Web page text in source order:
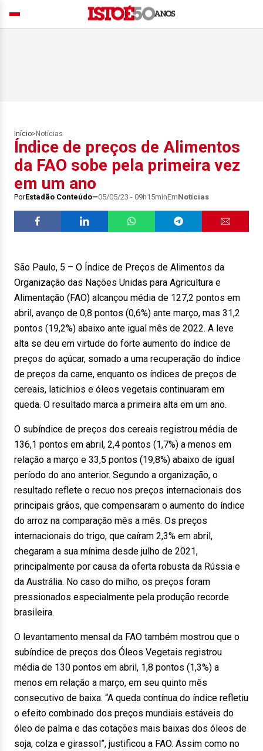
Início> Notícias
Índice de preços de Alimentos
da FAO sobe pela primeira vez
em um ano
PorEstadão Conteúdo 05/05/23 - 09h15minEmNotícias
São Paulo, 5 – O Índice de Preços de Alimentos da
Organização das Nações Unidas para Agricultura e
Alimentação (FAO) alcançou média de 127,2 pontos em
abril, avanço de 0,8 pontos (0,6%) ante março, mas 31,2
pontos (19,2%) abaixo ante igual mês de 2022. A leve
alta se deu em virtude do forte aumento do índice de
preços do açúcar, somado a uma recuperação do índice
de preços da carne, enquanto os índices de preços de
cereais, laticínios e óleos vegetais continuaram em
queda. O resultado marca a primeira alta em um ano.
O subíndice de preços dos cereais registrou média de
136,1 pontos em abril, 2,4 pontos (1,7%) a menos em
relação a março e 33,5 pontos (19,8%) abaixo de igual
período do ano anterior. Segundo a organização, o
resultado reflete o recuo nos preços internacionais dos
principais grãos, que compensaram o aumento do índice
do arroz na comparação mês a mês. Os preços
internacionais do trigo, que caíram 2,3% em abril,
chegaram a sua mínima desde julho de 2021,
principalmente por causa da oferta robusta da Rússia e
da Austrália. No caso do milho, os preços foram
pressionados especialmente pela produção recorde
brasileira.
O levantamento mensal da FAO também mostrou que o
subíndice de preços dos Óleos Vegetais registrou
média de 130 pontos em abril, 1,8 pontos (1,3%) a
menos em relação a março, em seu quinto mês
consecutivo de baixa. “A queda contínua do índice refletiu
o efeito combinado dos preços mundiais estáveis do
óleo de palma e das cotações mais baixas dos óleos de
soja, colza e girassol”, justificou a FAO. Assim como no